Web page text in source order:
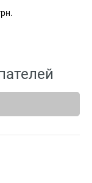
оттенки)